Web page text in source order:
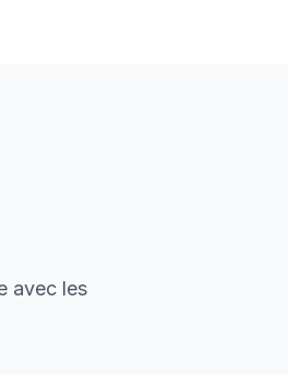
avec les